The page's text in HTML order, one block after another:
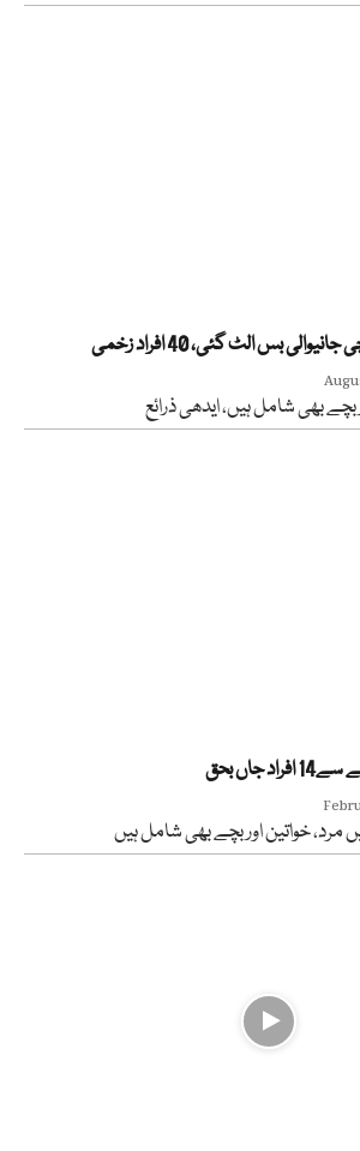
بس الٹ گئی، 40 افراد زخمی
بھی شامل ہیں، ایدھی ذرائع
جاں بحق
مرد، خواتین اور بچے بھی شامل ہیں